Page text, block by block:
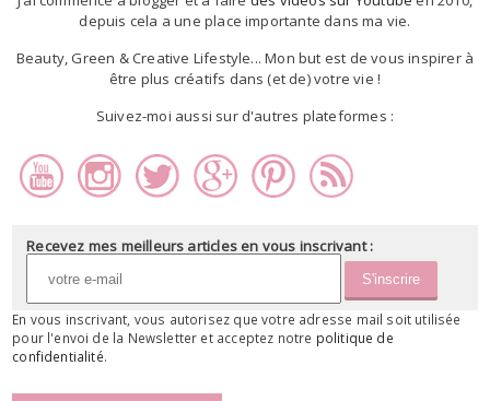
depuis cela a une place importante dans ma vie.
Beauty, Green & Creative Lifestyle... Mon but est de vous inspirer à
être plus créatifs dans (et de) votre vie !
Suivez-moi aussi sur d'autres plateformes :
Recevez mes meilleurs articles en vous inscrivant :
En vous inscrivant, vous autorisez que votre adresse mail soit utilisée
pour l'envoi de la Newsletter et acceptez notre politique de
confidentialité.